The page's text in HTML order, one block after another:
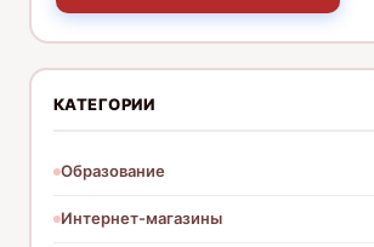
КАТЕГОРИИ
Образование
Интернет-магазины